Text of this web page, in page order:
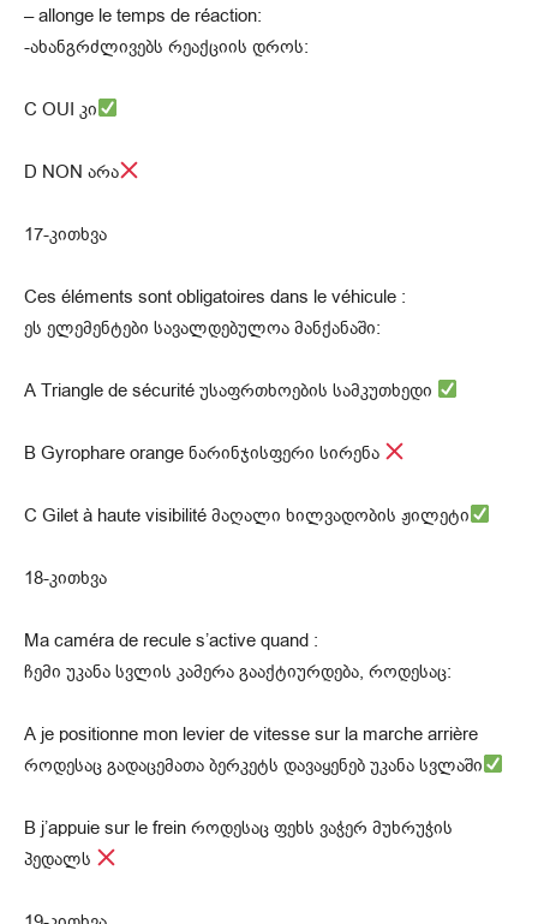
– allonge le temps de réaction:
-ახანგრძლივებს რეაქციის დროს:
C OUI კი
D NON არა
17-კითხვა
Ces éléments sont obligatoires dans le véhicule :
ეს ელემენტები სავალდებულოა მანქანაში:
A Triangle de sécurité უსაფრთხოების სამკუთხედი
B Gyrophare orange ნარინჯისფერი სირენა
C Gilet à haute visibilité მაღალი ხილვადობის ჟილეტი
18-კითხვა
Ma caméra de recule s’active quand :
ჩემი უკანა სვლის კამერა გააქტიურდება, როდესაც:
A je positionne mon levier de vitesse sur la marche arrière
როდესაც გადაცემათა ბერკეტს დავაყენებ უკანა სვლაში
B j’appuie sur le frein როდესაც ფეხს ვაჭერ მუხრუჭის
პედალს